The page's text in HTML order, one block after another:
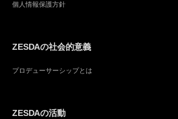
個人情報保護方針
ZESDAの社会的意義
プロデューサーシップとは
ZESDAの活動